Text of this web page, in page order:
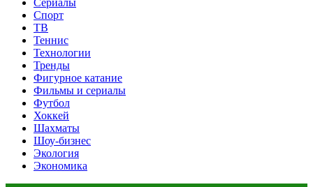
Спорт
ТВ
Теннис
Технологии
Тренды
Фигурное катание
Фильмы и сериалы
Футбол
Хоккей
Шахматы
Шоу-бизнес
Экология
Экономика